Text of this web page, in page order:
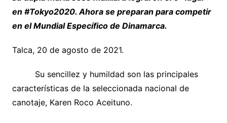
en #Tokyo2020. Ahora se preparan para competir
en el Mundial Específico de Dinamarca.
Talca, 20 de agosto de 2021.
Su sencillez y humildad son las principales
características de la seleccionada nacional de
canotaje, Karen Roco Aceituno.